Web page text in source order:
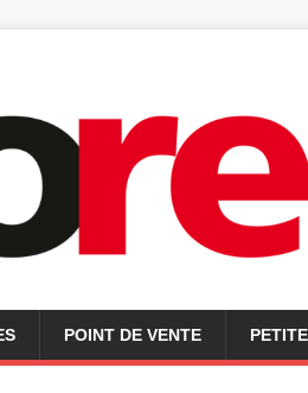
POINT DE VENTE